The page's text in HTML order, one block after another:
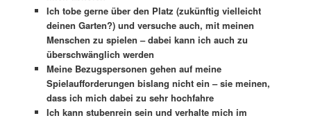
Ich tobe gerne über den Platz (zukünftig vielleicht
deinen Garten?) und versuche auch, mit meinen
Menschen zu spielen – dabei kann ich auch zu
überschwänglich werden
Meine Bezugspersonen gehen auf meine
Spielaufforderungen bislang nicht ein – sie meinen,
dass ich mich dabei zu sehr hochfahre
Ich kann stubenrein sein und verhalte mich im